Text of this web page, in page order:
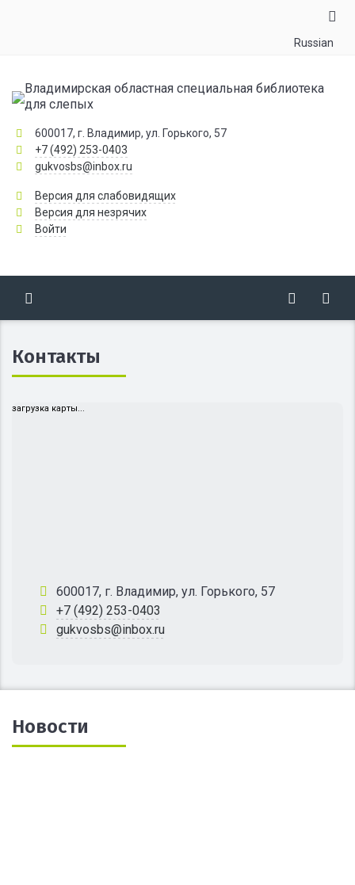
Russian
Владимирская областная специальная библиотека
для слепых
600017, г. Владимир, ул. Горького, 57
+7 (492) 253-0403
gukvosbs@inbox.ru
Версия для слабовидящих
Версия для незрячих
Войти
Контакты
загрузка карты...
600017, г. Владимир, ул. Горького, 57
+7 (492) 253-0403
gukvosbs@inbox.ru
Новости